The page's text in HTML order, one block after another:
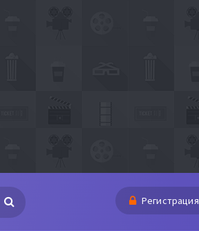
Регистрация